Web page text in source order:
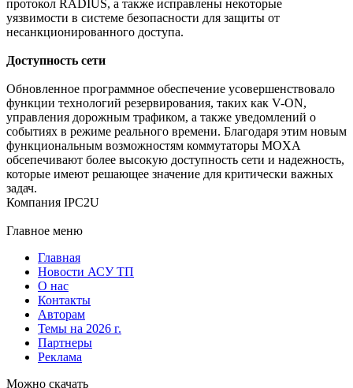
протокол RADIUS, а также исправлены некоторые
уязвимости в системе безопасности для защиты от
несанкционированного доступа.
Доступность сети
Обновленное программное обеспечение усовершенствовало
функции технологий резервирования, таких как V-ON,
управления дорожным трафиком, а также уведомлений о
событиях в режиме реального времени. Благодаря этим новым
функциональным возможностям коммутаторы MOXA
обсепечивают более высокую доступность сети и надежность,
которые имеют решающее значение для критически важных
задач.
Компания IPC2U
Главное меню
Главная
Новости АСУ ТП
О нас
Контакты
Авторам
Темы на 2026 г.
Партнеры
Реклама
Можно скачать